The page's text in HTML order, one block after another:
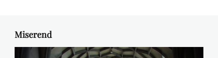
Miserend